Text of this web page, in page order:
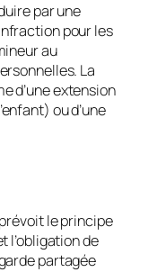
par une
pour les
au
La
d’une extension
ou d’une
le principe
l’obligation de
partagée